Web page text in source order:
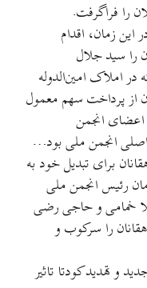
را فراگرفت.
زمان، اقدام
را سید جلال
دهقان که در املاک امین‌الدوله
از پرداخت سهم معمول
اعضای انجمن
انجمن ملی بود…
برای تبدیل خود به
رئیس انجمن ملی
خمامی و حاجی رضی
را سرکوب و
تهدید کودتا تاثیر